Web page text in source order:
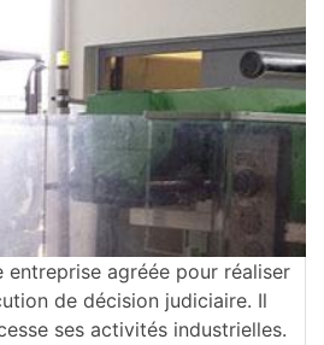
entreprise agréée pour réaliser
de décision judiciaire. Il
ses activités industrielles.